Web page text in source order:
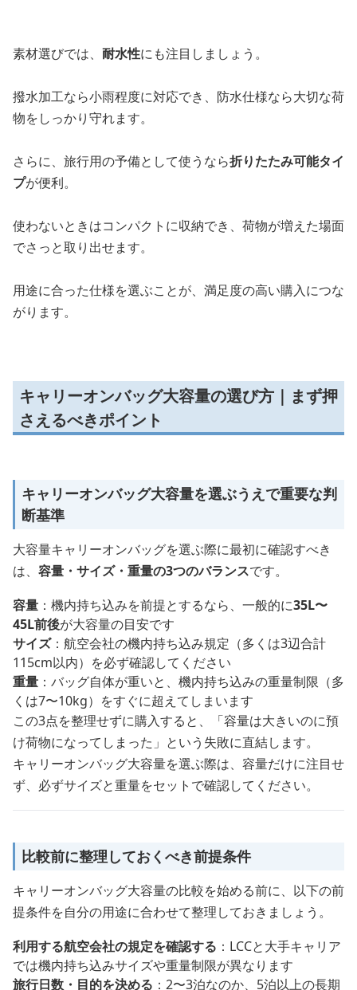
素材選びでは、 耐水性にも注目しましょう。
撥水加工なら小雨程度に対応でき、防水仕様なら大切な荷
物をしっかり守れます。
さらに、旅行用の予備として使うなら折りたたみ可能タイ
プが便利。
使わないときはコンパクトに収納でき、荷物が増えた場面
でさっと取り出せます。
用途に合った仕様を選ぶことが、満足度の高い購入につな
がります。
キャリーオンバッグ大容量の選び方｜まず押
さえるべきポイント
キャリーオンバッグ大容量を選ぶうえで重要な判
断基準
大容量キャリーオンバッグを選ぶ際に最初に確認すべき
は、 容量・サイズ・重量の3つのバランスです。
容量 ：機内持ち込みを前提とするなら、一般的に35L〜
45L前後が大容量の目安です
サイズ：航空会社の機内持ち込み規定（多くは3辺合計
115cm以内）を必ず確認してください
重量 ：バッグ自体が重いと、機内持ち込みの重量制限（多
くは7〜10kg）をすぐに超えてしまいます
この3点を整理せずに購入すると、「容量は大きいのに預
け荷物になってしまった」という失敗に直結します。
キャリーオンバッグ大容量を選ぶ際は、容量だけに注目せ
ず、必ずサイズと重量をセットで確認してください。
比較前に整理しておくべき前提条件
キャリーオンバッグ大容量の比較を始める前に、以下の前
提条件を自分の用途に合わせて整理しておきましょう。
利用する航空会社の規定を確認する ：LCCと大手キャリア
では機内持ち込みサイズや重量制限が異なります
旅行日数・目的を決める ：2〜3泊なのか、5泊以上の長期